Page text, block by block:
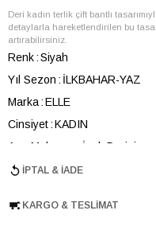
Deri kadın terlik çift bantlı
detaylarla hareketlendirilen bu
artırabilirsiniz.
Renk Siyah
Yıl Sezon
İLKBAHAR-YAZ
Marka ELLE
Cinsiyet KADIN
Ana Malzeme
İnek Derisi
Astar Malzemesi
Taban Malzemesi
İPTAL & İADE
KARGO & TESLIMAT